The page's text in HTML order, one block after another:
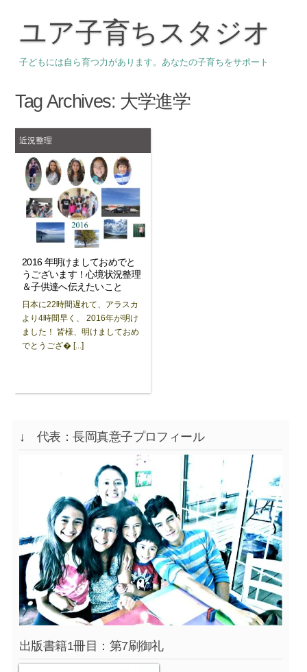
ユア子育ちスタジオ
子どもには自ら育つ力があります。あなたの子育ちをサポート
Tag Archives: 大学進学
近況整理
2016 年明けましておめでと
うございます！心境状況整理
＆子供達へ伝えたいこと
日本に22時間遅れて、アラスカ
より4時間早く、 2016年が明け
ました！ 皆様、明けましておめ
でとうござ� [...]
↓ 代表：長岡真意子プロフィール
出版書籍1冊目：第7刷御礼